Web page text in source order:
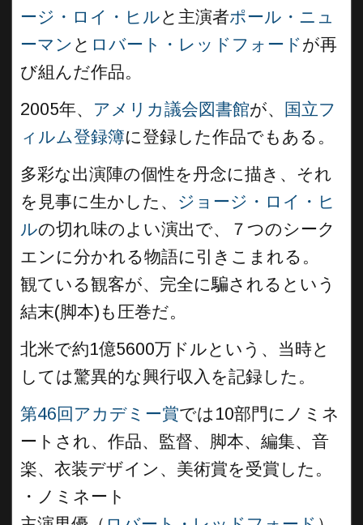
ージ・ロイ・ヒルと主演者ポール・ニュ
ーマン と ロバート・レッドフォードが再
び組んだ作品。
2005年、 アメリカ議会図書館が、
国立フ
ィルム登録簿に登録した作品でもある。
多彩な出演陣の個性を丹念に描き、それ
を見事に生かした、 ジョージ・ロイ・ヒ
ルの切れ味のよい演出で、７つのシーク
エンに分かれる物語に引きこまれる。
観ている観客が、完全に騙されるという
結末(脚本)も圧巻だ。
北米で約1億5600万ドルという、当時と
しては驚異的な興行収入を記録した。
第46回アカデミー賞では10部門にノミネ
ートされ、作品、監督、脚本、編集、音
楽、衣装デザイン、美術賞を受賞した。
・ノミネート